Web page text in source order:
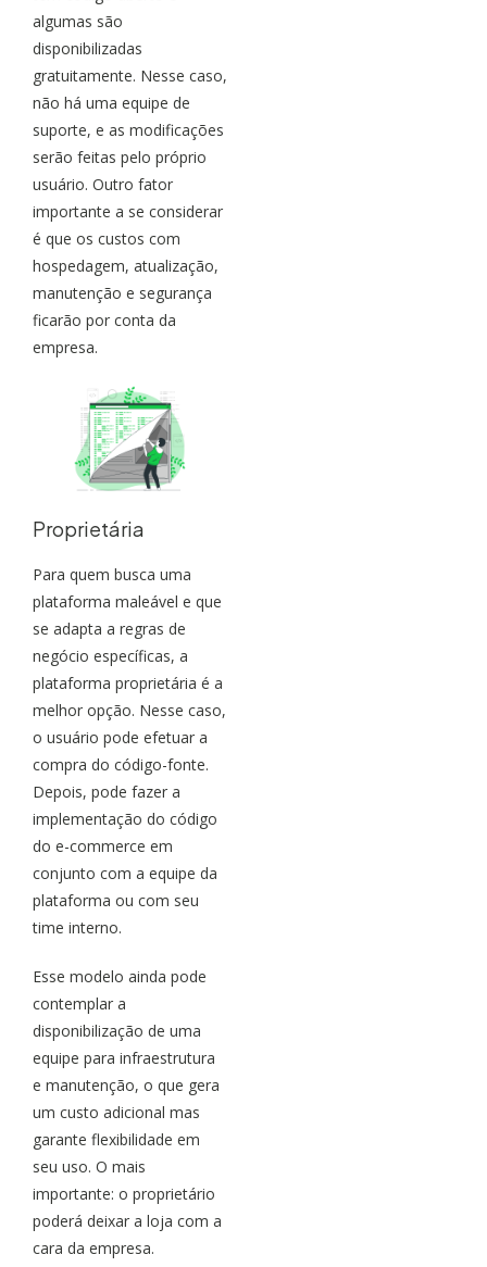
algumas são
disponibilizadas
gratuitamente. Nesse caso,
não há uma equipe de
suporte, e as modificações
serão feitas pelo próprio
usuário. Outro fator
importante a se considerar
é que os custos com
hospedagem, atualização,
manutenção e segurança
ficarão por conta da
empresa.
Proprietária
Para quem busca uma
plataforma maleável e que
se adapta a regras de
negócio específicas, a
plataforma proprietária é a
melhor opção. Nesse caso,
o usuário pode efetuar a
compra do código-fonte.
Depois, pode fazer a
implementação do código
do e-commerce em
conjunto com a equipe da
plataforma ou com seu
time interno.
Esse modelo ainda pode
contemplar a
disponibilização de uma
equipe para infraestrutura
e manutenção, o que gera
um custo adicional mas
garante flexibilidade em
seu uso. O mais
importante: o proprietário
poderá deixar a loja com a
cara da empresa.